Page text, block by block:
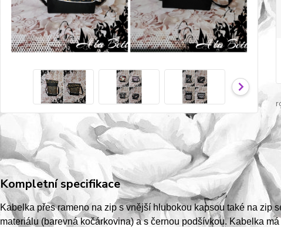
Kompletní specifikace
Kabelka přes rameno na zip s vnější hlubokou kapsou také na zip
materiálu (barevná kočárkovina) a s černou podšívkou. Kabelka